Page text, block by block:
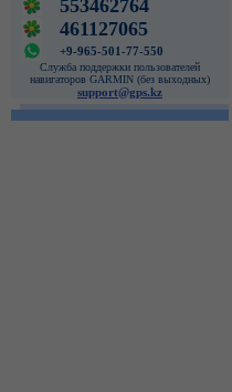
553462764
461127065
+9-965-501-77-550
Служба поддержки пользователей
навигаторов GARMIN (без выходных)
support@gps.kz